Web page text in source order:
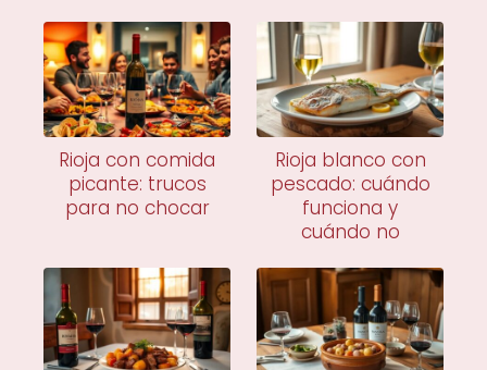
Rioja con comida
picante: trucos
para no chocar
Rioja blanco con
pescado: cuándo
funciona y
cuándo no